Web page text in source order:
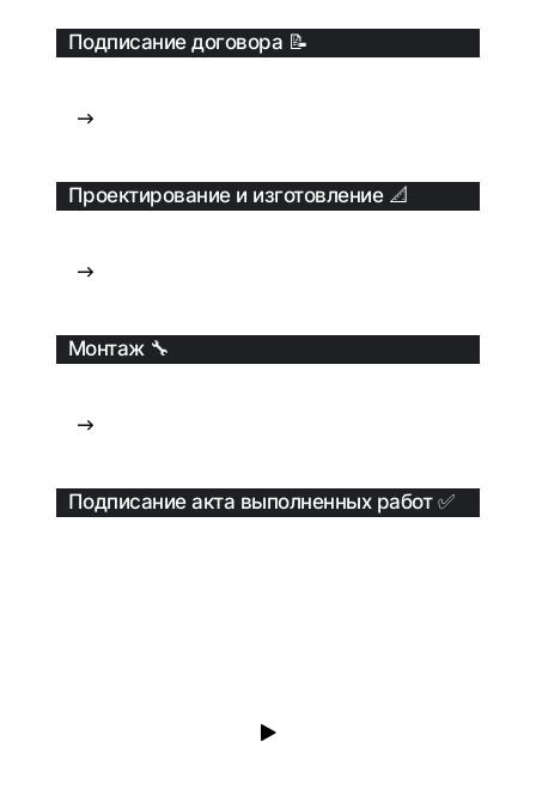
Подписание договора 📝
Проектирование и изготовление 📐
Монтаж 🔧
Подписание акта выполненных работ ✅